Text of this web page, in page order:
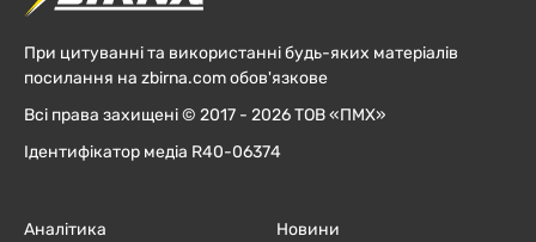
При цитуванні та використанні будь-яких матеріалів
посилання на zbirna.com обов'язкове
Всі права захищені © 2017 - 2026 ТОВ «ПМХ»
Ідентифікатор медіа R40-06374
Аналітика
Новини